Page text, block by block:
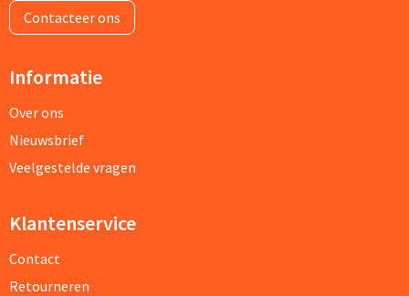
Contacteer ons
Informatie
Over ons
Nieuwsbrief
Veelgestelde vragen
Klantenservice
Contact
Retourneren